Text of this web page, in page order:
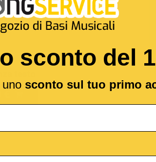
dall’arrangiamento veramente
l’elettronica. Struttura irregolare.
sconto del
sconto sul tuo primo